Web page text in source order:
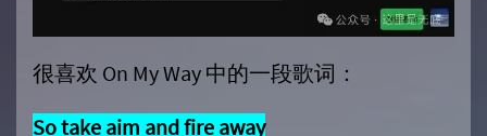
很喜欢 On My Way 中的一段歌词：
So take aim and fire away